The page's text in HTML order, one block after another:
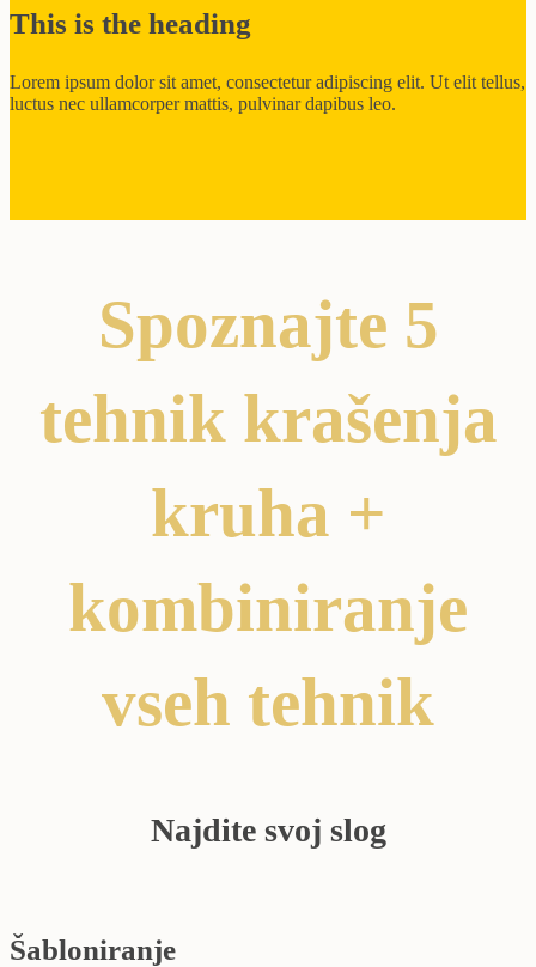
This is the heading
Lorem ipsum dolor sit amet, consectetur adipiscing elit. Ut elit tellus,
luctus nec ullamcorper mattis, pulvinar dapibus leo.
Spoznajte 5
tehnik krašenja
kruha +
kombiniranje
vseh tehnik
Najdite svoj slog
Šabloniranje